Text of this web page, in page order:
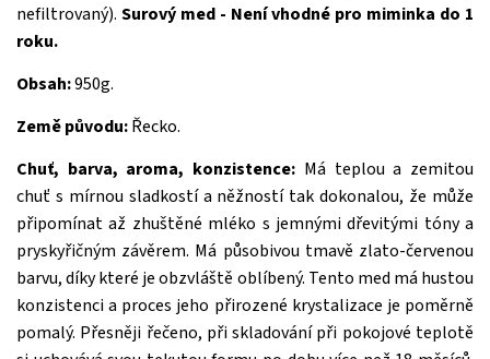
nefiltrovaný). Surový med - Není vhodné pro miminka do 1
roku.
Obsah:950g.
Země původu:Řecko.
Chuť, barva, aroma, konzistence: Má teplou a zemitou
chuť s mírnou sladkostí a něžností tak dokonalou, že může
připomínat až zhuštěné mléko s jemnými dřevitými tóny a
pryskyřičným závěrem. Má působivou tmavě zlato-červenou
barvu, díky které je obzvláště oblíbený. Tento med má hustou
konzistenci a proces jeho přirozené krystalizace je poměrně
pomalý. Přesněji řečeno, při skladování při pokojové teplotě